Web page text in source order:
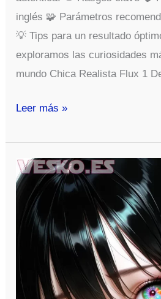
inglés 🧩 Parámetros
💡 Tips para un resultado
exploramos las curiosidades
mundo Chica Realista Flux 1
Chica
Flux
1
Dev
Comfyui
Leer más »